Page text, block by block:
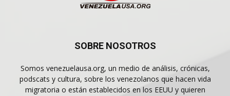
SOBRE NOSOTROS
Somos venezuelausa.org, un medio de análisis, crónicas,
podscats y cultura, sobre los venezolanos que hacen vida
migratoria o están establecidos en los EEUU y quieren